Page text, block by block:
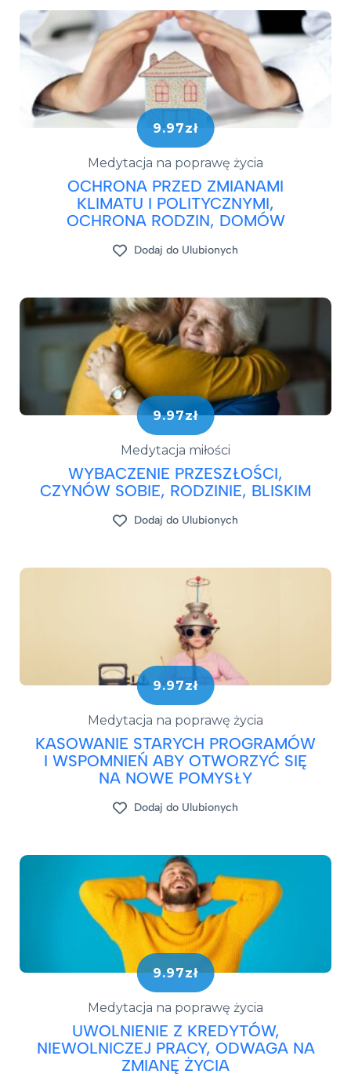
9.97zł
Medytacja na poprawę życia
OCHRONA PRZED ZMIANAMI
KLIMATU I POLITYCZNYMI,
OCHRONA RODZIN, DOMÓW
Dodaj do Ulubionych
9.97zł
Medytacja miłości
WYBACZENIE PRZESZŁOŚCI,
CZYNÓW SOBIE, RODZINIE, BLISKIM
Dodaj do Ulubionych
9.97zł
Medytacja na poprawę życia
KASOWANIE STARYCH PROGRAMÓW
I WSPOMNIEŃ ABY OTWORZYĆ SIĘ
NA NOWE POMYSŁY
Dodaj do Ulubionych
9.97zł
Medytacja na poprawę życia
UWOLNIENIE Z KREDYTÓW,
NIEWOLNICZEJ PRACY, ODWAGA NA
ZMIANĘ ŻYCIA